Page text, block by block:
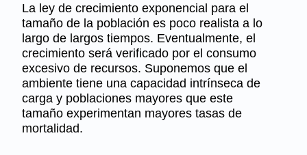
La ley de crecimiento exponencial para el
tamaño de la población es poco realista a lo
largo de largos tiempos. Eventualmente, el
crecimiento será verificado por el consumo
excesivo de recursos. Suponemos que el
ambiente tiene una capacidad intrínseca de
carga y poblaciones mayores que este
tamaño experimentan mayores tasas de
mortalidad.